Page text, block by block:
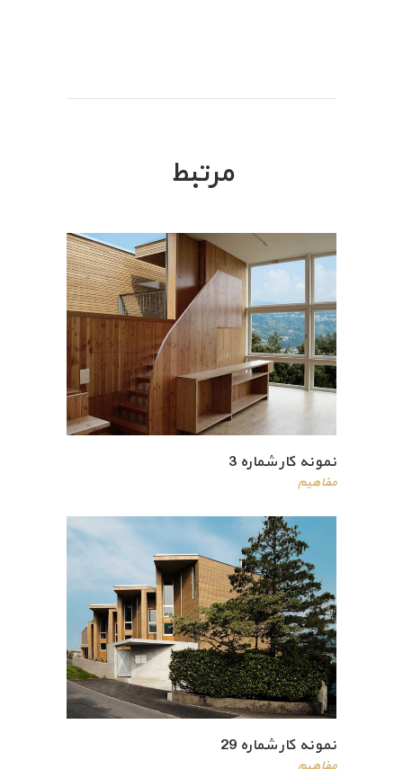
مرتبط
نمونه کار شماره 3
مفاهیم
نمونه کار شماره 29